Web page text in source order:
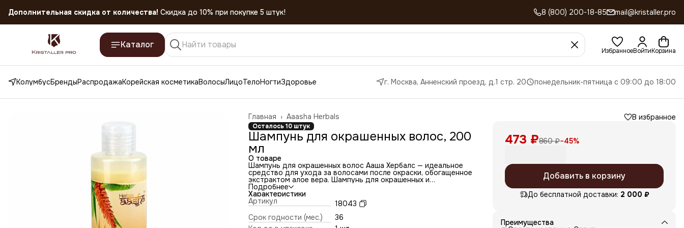
8 (800) 200-18-85 mail@kristaller.pro
Каталог
ИзбранноеВойтиКорзина
КолумбусБрендыРаспродажаКорейская косметикаВолосыЛицоТелоНогтиЗдоровье г. Москва, Анненский проезд, д.1 стр. 20 понедельник-пятница с 09:00 до 18:00
Aaasha Herbals
Главная ›
Осталось 10 штук
Шампунь для окрашенных волос, 200
мл
О товаре
Шампунь для окрашенных волос Ааша Хербалс — идеальное
средство для ухода за волосами после окраски, обогащенное
экстрактом алое вера. Шампунь для окрашенных и
поврежденных волос сегодня является одним из
необходимых и востребованных элементов регулярного
ухода за волосами. Если использовать натуральную краску
для волос или хотя бы краску «не для химического
окрашивания», то волосы могут довольно быстро терять
цвет, в том числе, из-за того, что краска «вымывается»
Подробнее
Характеристики
Артикул
18043
Срок годности (мес.)
36
В избранное
473 ₽860 ₽−45%
Добавить в корзину
До бесплатной доставки: 2 000 ₽
Преимущества